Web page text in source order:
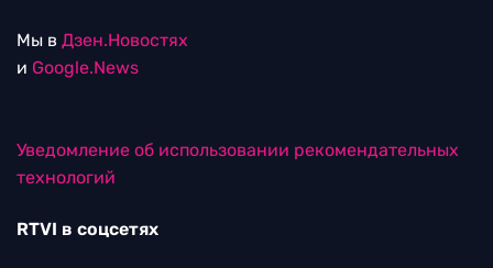
Мы в Дзен.Новостях
и Google.News
Уведомление об использовании рекомендательных
технологий
RTVI в соцсетях